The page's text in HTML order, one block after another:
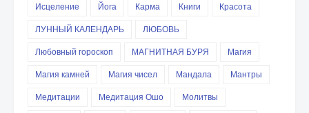
Исцеление
Йога Карма Книги
Красота
ЛУННЫЙ КАЛЕНДАРЬ
ЛЮБОВЬ
Любовный гороскоп
МАГНИТНАЯ БУРЯ
Магия
Магия камней
Магия чисел Мандала
Мантры
Медитации
Медитация Ошо
Молитвы